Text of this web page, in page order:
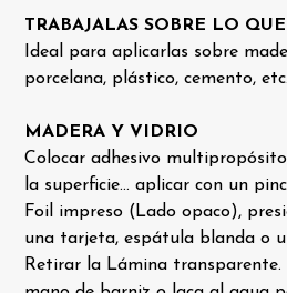
TRABAJALAS SOBRE LO
Ideal para aplicarlas sobre
porcelana, plástico, cemento, etc.
MADERA Y VIDRIO
Colocar adhesivo
la superficie... aplicar con un
Foil impreso (Lado opaco),
una tarjeta, espátula blanda o
Retirar la Lámina